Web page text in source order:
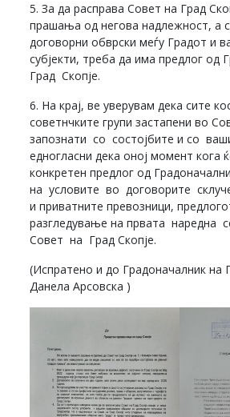
5. За да расправа Совет на Град
прашања од негова надлежност, а
договорни обврски меѓу Градот и
субјекти, треба да има предлог од
Град Скопје.
6. На крај, ве уверувам дека сите
советнчките групи застапени во
запознати со состојбите и со
едногласни дека оној момент кога
конкретен предлог од
на условите во договорите
и приватните превозници,
разгледување на првата наредна
Совет на Град Скопје.
(Испратено и до Градоначалник на
Данела Арсовска )